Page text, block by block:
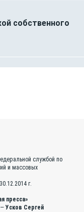
собственного
службой по
и массовых
г.
пресса»
Усков Сергей